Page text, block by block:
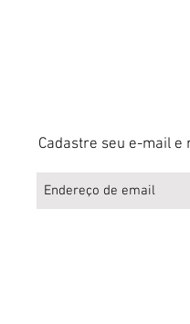
Cadastre seu e-mail e